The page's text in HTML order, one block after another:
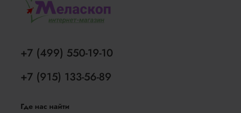
+7 (499) 550-19-10
+7 (915) 133-56-89
Где нас найти